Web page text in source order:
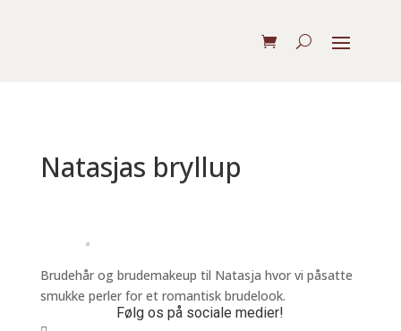
Natasjas bryllup
Brudehår og brudemakeup til Natasja hvor vi påsatte
smukke perler for et romantisk brudelook.
Følg os på sociale medier!